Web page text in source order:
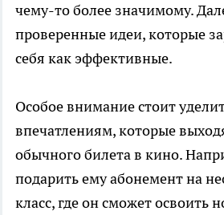
чему-то более значимому.
проверенные идеи, которые
себя как эффективные.
Особое внимание стоит
впечатлениям, которые
обычного билета в кино.
подарить ему абонемент на
класс, где он сможет освоить